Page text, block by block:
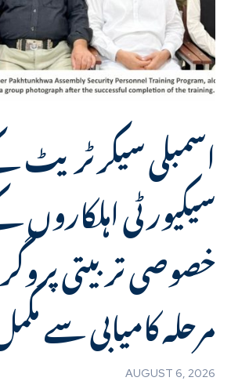
اسمبلی
سیکیورٹی
خصوصی تربیتی
مرحلہ کامیابی سے
AUGUST 6, 2026